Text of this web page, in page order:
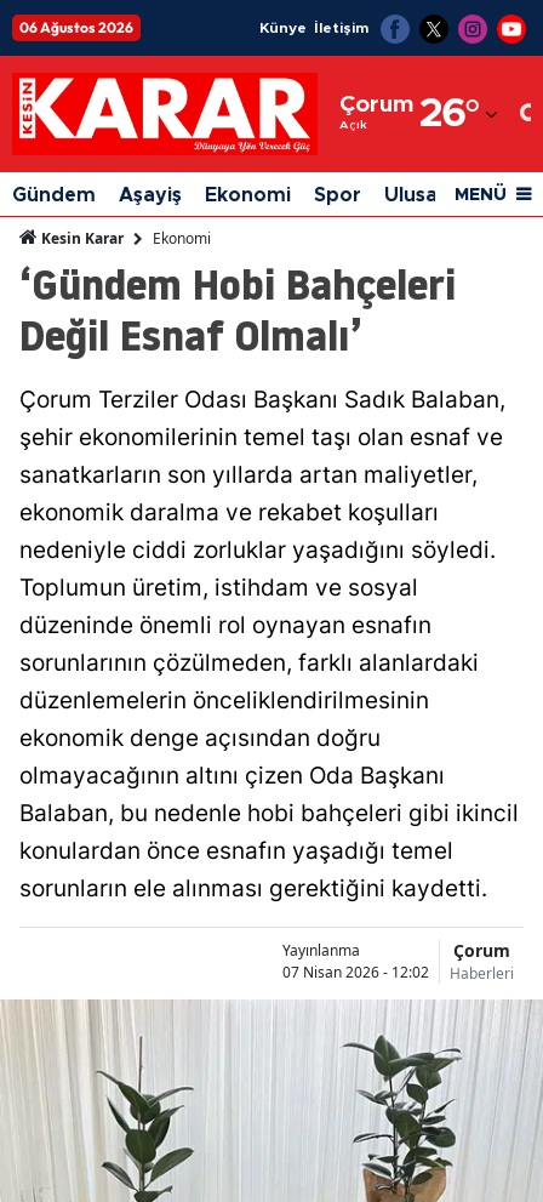
06 Ağustos 2026 Künye İletişim
Çorum
Açık 26°
Adıyaman
Afyonkarahisar
Ağrı
Amasya
Aydın
Balıkesir
Bilecik
Bingöl
Bitlis
Burdur
Bursa
Çanakkale
Çorum
Denizli
Diyarbakır
Edirne
Elazığ
Gündem Aşayiş Ekonomi Spor Ulusal Siyaset
MENÜ
Kesin Karar Ekonomi
‘Gündem Hobi Bahçeleri
Değil Esnaf Olmalı’
Çorum Terziler Odası Başkanı Sadık Balaban,
şehir ekonomilerinin temel taşı olan esnaf ve
sanatkarların son yıllarda artan maliyetler,
ekonomik daralma ve rekabet koşulları
nedeniyle ciddi zorluklar yaşadığını söyledi.
Toplumun üretim, istihdam ve sosyal
düzeninde önemli rol oynayan esnafın
sorunlarının çözülmeden, farklı alanlardaki
düzenlemelerin önceliklendirilmesinin
ekonomik denge açısından doğru
olmayacağının altını çizen Oda Başkanı
Balaban, bu nedenle hobi bahçeleri gibi ikincil
konulardan önce esnafın yaşadığı temel
sorunların ele alınması gerektiğini kaydetti.
Yayınlanma
07 Nisan 2026 - 12:02
Çorum
Haberleri